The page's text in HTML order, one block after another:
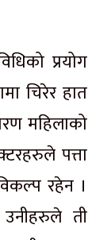
प्रयोग
चिरेर हात
महिलाको
पत्ता
रहेन ।
ती